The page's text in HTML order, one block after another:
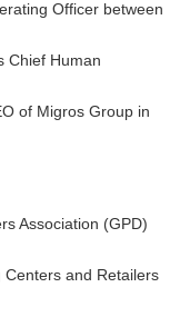
Officer between
Chief Human
of Migros Group in
Association (GPD)
and Retailers